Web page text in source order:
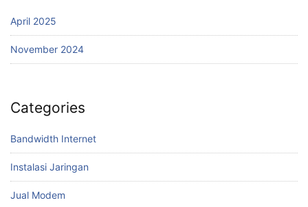
April 2025
November 2024
Categories
Bandwidth Internet
Instalasi Jaringan
Jual Modem